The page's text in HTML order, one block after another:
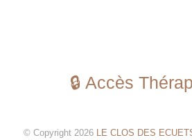
🔒 Accès
© Copyright 2026 LE CLOS DES